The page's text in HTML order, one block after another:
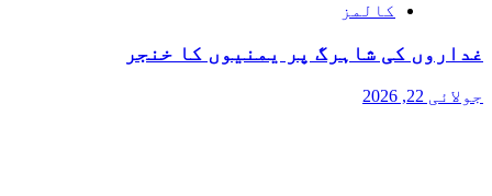
کالمز
غداروں کی شاہرگ پر یمنیوں کا خنجر
جولائی 22, 2026